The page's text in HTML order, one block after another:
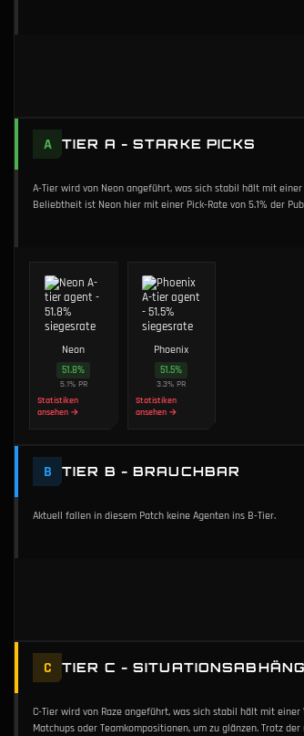
A TIER A - STARKE PICKS
A-Tier wird von Neon angeführt, was sich stabil hält mit
Beliebtheit ist Neon hier mit einer Pick-Rate von 5.1% der
Neon
51.8%
5.1% PR
Statistiken
ansehen →
Phoenix
51.5%
3.3% PR
Statistiken
ansehen →
B TIER B - BRAUCHBAR
Aktuell fallen in diesem Patch keine Agenten ins B-Tier.
C TIER C -
C-Tier wird von Raze angeführt, was sich stabil hält mit einer
Matchups oder Teamkompositionen, um zu glänzen. Trotz